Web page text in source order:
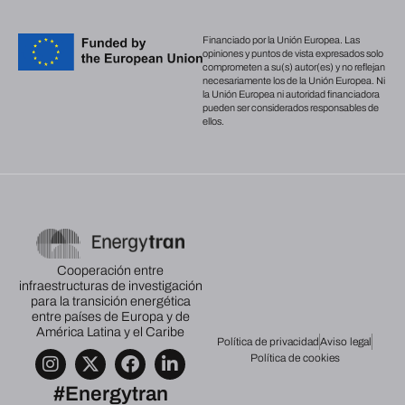
Financiado por la Unión Europea. Las
opiniones y puntos de vista expresados solo
comprometen a su(s) autor(es) y no reflejan
necesariamente los de la Unión Europea. Ni
la Unión Europea ni autoridad financiadora
pueden ser considerados responsables de
ellos.
Cooperación entre
infraestructuras de investigación
para la transición energética
entre países de Europa y de
América Latina y el Caribe
#Energytran
Política de privacidadAviso legal
Política de cookies